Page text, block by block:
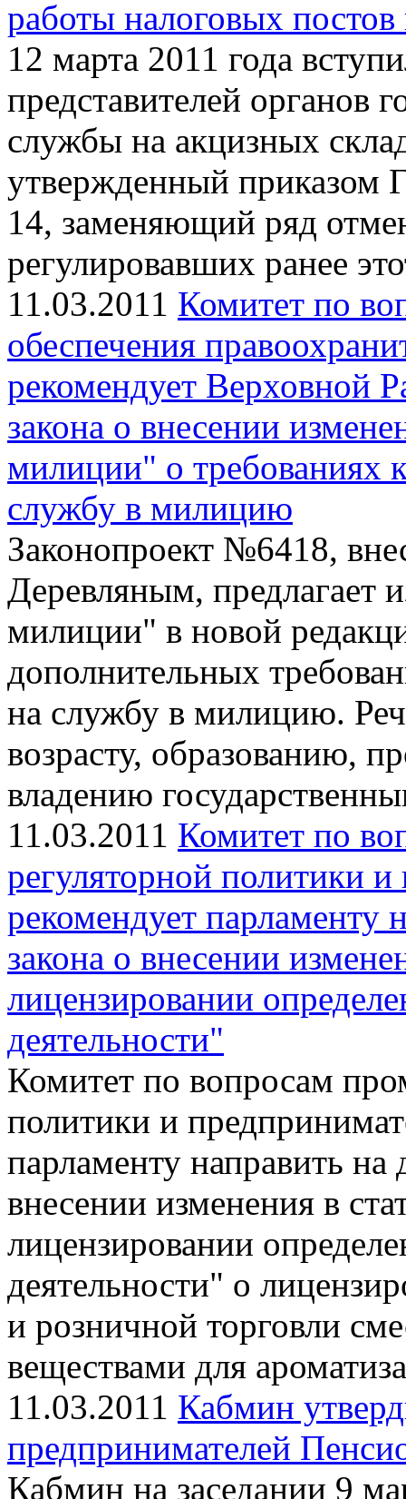
работы налоговых
12 марта 2011 года
представителей органов
службы на акцизных
утвержденный приказом
14, заменяющий ряд
регулировавших ранее
11.03.2011 Комитет по
обеспечения
рекомендует Верховной
закона о внесении
милиции" о требованиях
службу в милицию
Законопроект №6418,
Деревляным, предлагает
милиции" в новой
дополнительных
на службу в милицию.
возрасту, образованию,
владению
11.03.2011 Комитет по
регуляторной политики и
рекомендует парламенту
закона о внесении
лицензировании
деятельности"
Комитет по вопросам
политики и
парламенту направить на
внесении изменения в
лицензировании
деятельности" о
и розничной торговли
веществами для
11.03.2011 Кабмин
предпринимателей
Кабмин на заседании 9